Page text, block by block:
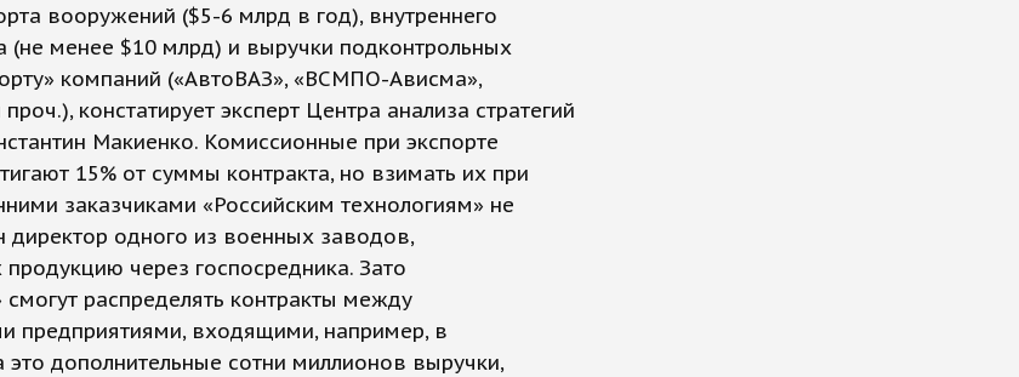
вооружений ($5-6 млрд в год), внутреннего
(не менее $10 млрд) и выручки подконтрольных
компаний («АвтоВАЗ», «ВСМПО-Ависма»,
констатирует эксперт Центра анализа стратегий
Макиенко. Комиссионные при экспорте
15% от суммы контракта, но взимать их при
заказчиками «Российским технологиям» не
директор одного из военных заводов,
через госпосредника. Зато
смогут распределять контракты между
предприятиями, входящими, например, в
дополнительные сотни миллионов выручки,